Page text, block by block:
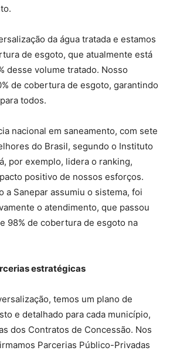
da água tratada e estamos
de esgoto, que atualmente está
desse volume tratado. Nosso
de cobertura de esgoto, garantindo
todos.
nacional em saneamento, com sete
do Brasil, segundo o Instituto
por exemplo, lidera o ranking,
positivo de nossos esforços.
a Sanepar assumiu o sistema, foi
o atendimento, que passou
98% de cobertura de esgoto na
estratégicas
temos um plano de
e detalhado para cada município,
dos Contratos de Concessão. Nos
Parcerias Público-Privadas